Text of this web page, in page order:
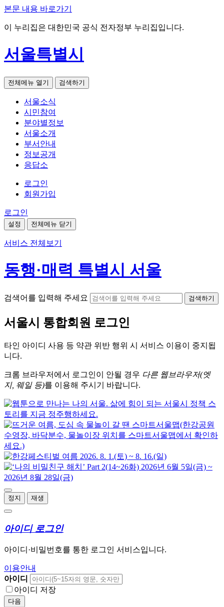
본문 내용 바로가기
이 누리집은 대한민국 공식 전자정부 누리집입니다.
서울특별시
전체메뉴 열기 검색하기
서울소식
시민참여
분야별정보
서울소개
부서안내
정보공개
응답소
로그인
회원가입
로그인
설정 전체메뉴 닫기
서비스 전체보기
동행·매력 특별시 서울
검색어를 입력해 주세요 검색하기
서울시 통합회원 로그인
타인 아이디 사용 등 약관 위반 행위 시 서비스 이용이 중지됩
니다.
크롬 브라우저에서 로그인이 안될 경우 다른 웹브라우저(엣
지, 웨일 등)를 이용해 주시기 바랍니다.
정지 재생
아이디 로그인
아이디·비밀번호를 통한 로그인 서비스입니다.
이용안내
아이디
아이디 저장
다음